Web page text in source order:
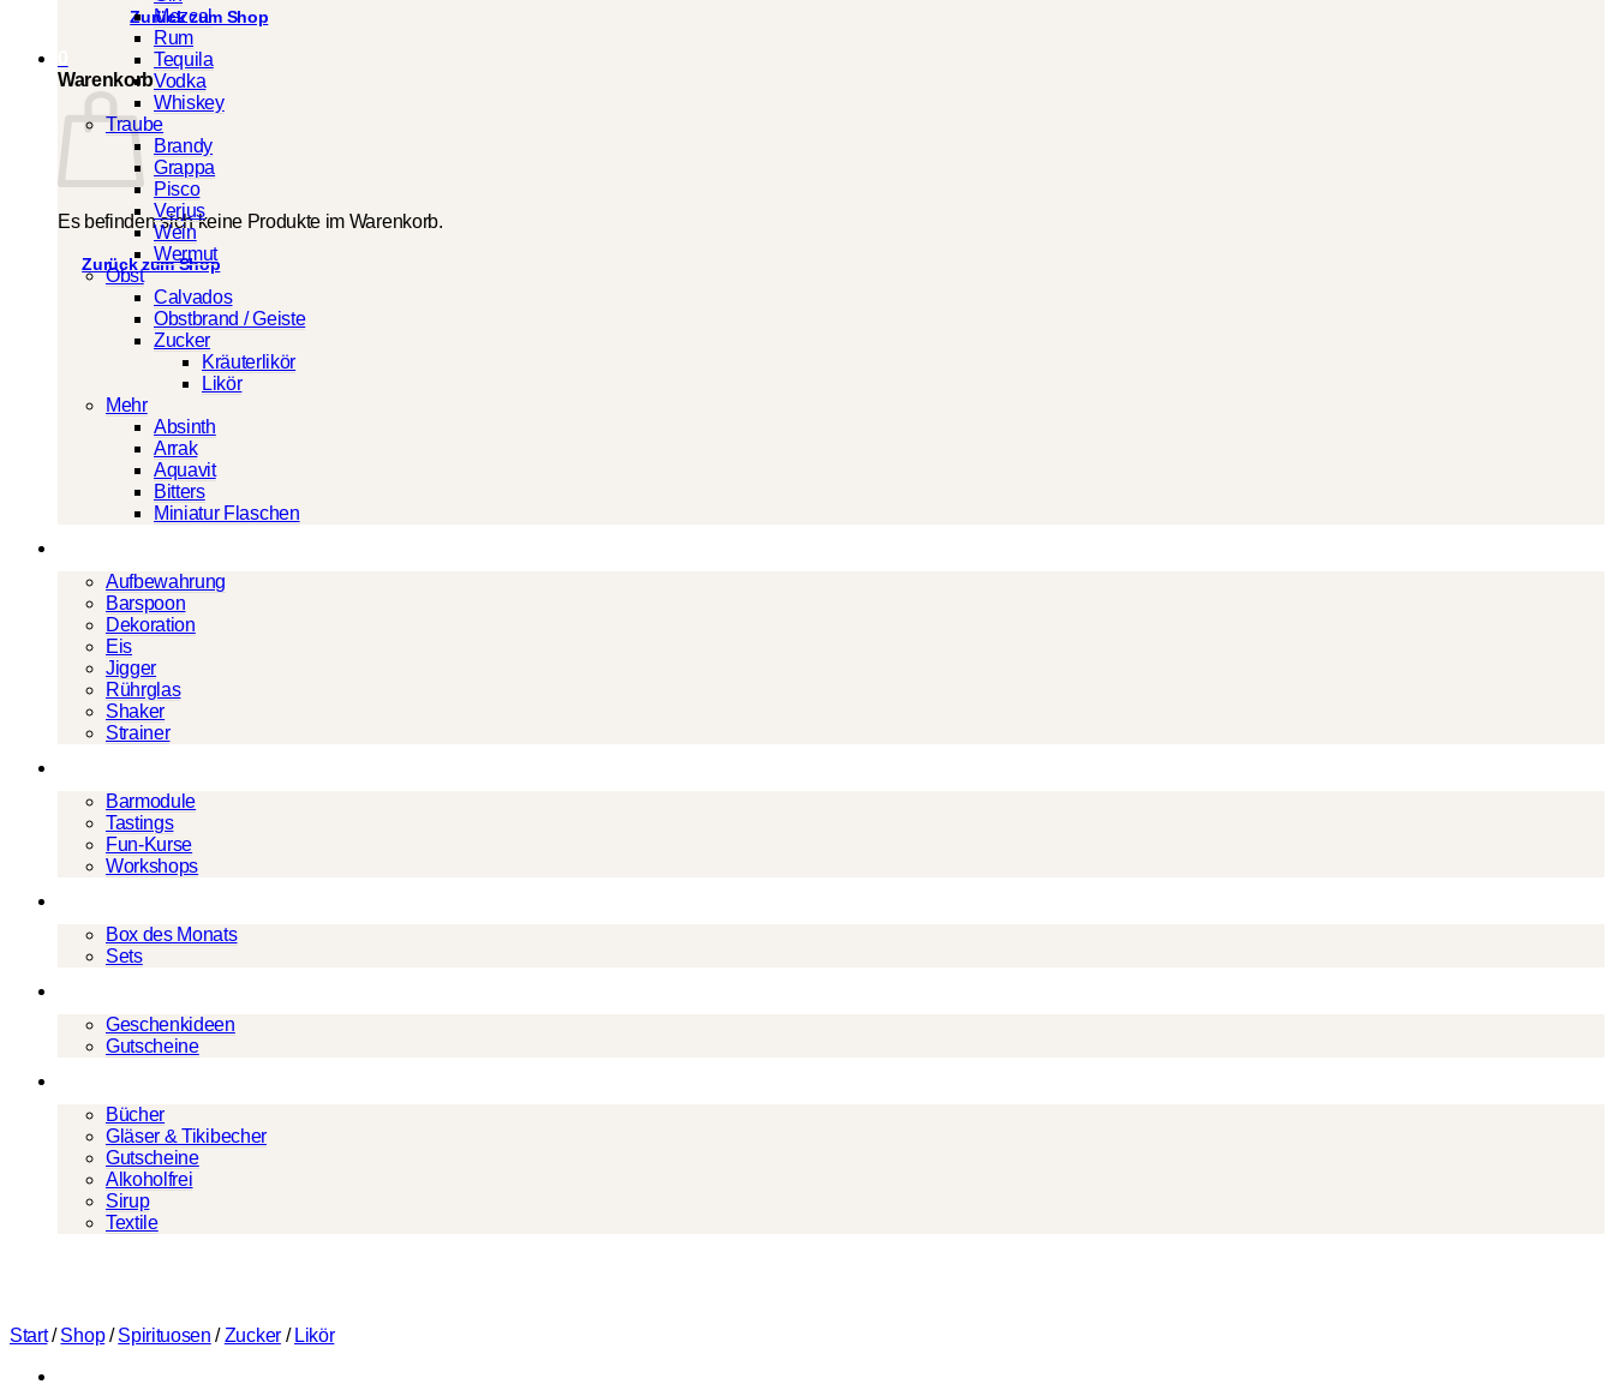
Zurück zum Shop
Warenkorb
Es befinden sich keine Produkte im Warenkorb.
Zurück zum Shop
Mezcal
Rum
Tequila
Vodka
Whiskey
Traube
Brandy
Grappa
Pisco
Verjus
Wein
Wermut
Obst
Calvados
Obstbrand / Geiste
Zucker
Kräuterlikör
Likör
Mehr
Absinth
Arrak
Aquavit
Bitters
Miniatur Flaschen
Aufbewahrung
Barspoon
Dekoration
Eis
Jigger
Rührglas
Shaker
Strainer
Barmodule
Tastings
Fun-Kurse
Workshops
Box des Monats
Sets
Geschenkideen
Gutscheine
Bücher
Gläser & Tikibecher
Gutscheine
Alkoholfrei
Sirup
Textile
Start / Shop / Spirituosen / Zucker / Likör